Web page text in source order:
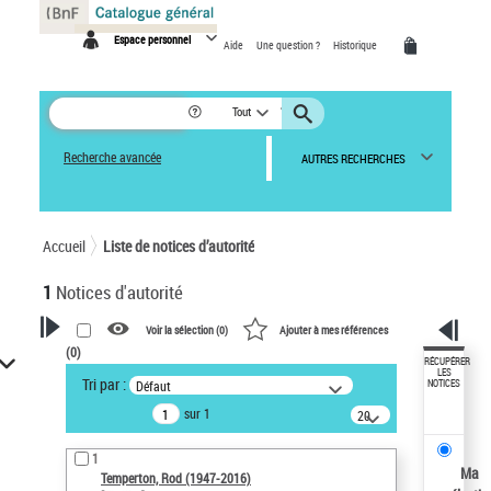
Espace personnel Aide Une question ? Historique
Tout
Recherche avancée AUTRES RECHERCHES
Accueil Liste de notices d’autorité
1 Notices d'autorité
VOTRE RECHERCHE
Recherche avancée dans les
notices d’autorité
Œuvres liées à l'auteur :
Temperton, Rod (1947-2016)
Voir la sélection (0) Ajouter à mes références
(0)
Tri par : Défaut
sur 1
20
résultats/page
1
Temperton, Rod (1947-2016)
RÉCUPÉRER
LES
NOTICES
Ma
Panneau de gestion des cookies